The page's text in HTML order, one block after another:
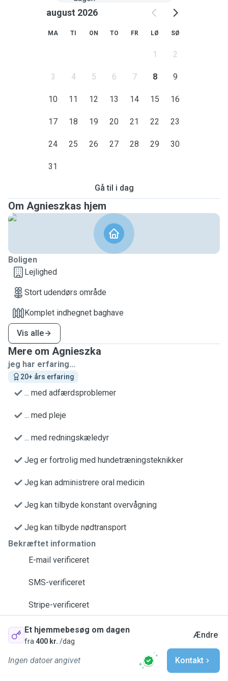
august 2026
MA TI ON TO FR LØ SØ
1 2
3 4 5 6 7 8 9
10 11 12 13 14 15 16
17 18 19 20 21 22 23
24 25 26 27 28 29 30
31
Gå til i dag
Om Agnieszkas hjem
Boligen
Lejlighed
Stort udendørs område
Komplet indhegnet baghave
Vis alle
Mere om Agnieszka
jeg har erfaring...
20+ års erfaring
... med adfærdsproblemer
... med pleje
... med redningskæledyr
Jeg er fortrolig med hundetræningsteknikker
Jeg kan administrere oral medicin
Jeg kan tilbyde konstant overvågning
Jeg kan tilbyde nødtransport
Bekræftet information
E-mail verificeret
SMS-verificeret
Stripe-verificeret
Et hjemmebesøg om dagen
fra 400 kr. /dag
Ændre
Ingen datoer angivet Kontakt